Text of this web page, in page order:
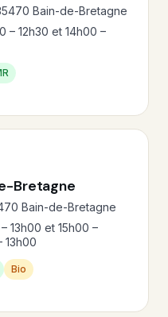
Bain-de-Bretagne
– 12h30 et 14h00 –
Bretagne
Bain-de-Bretagne
13h00 et 15h00 –
13h00
Bio